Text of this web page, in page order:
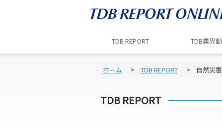
TDB REPORT TDB業界
ホーム TDB REPORT 自然災
TDB REPORT